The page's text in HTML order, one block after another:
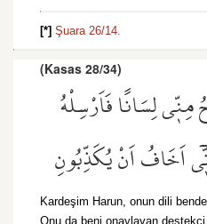
[*] Şuara 26/14.
(Kasas 28/34)
لِسَانًا فَاَرْسِلْهُ
اَخَافُ اَنْ يُكَذِّبُونِ
Kardeşim Harun, onun dili
Onu da beni onaylayan